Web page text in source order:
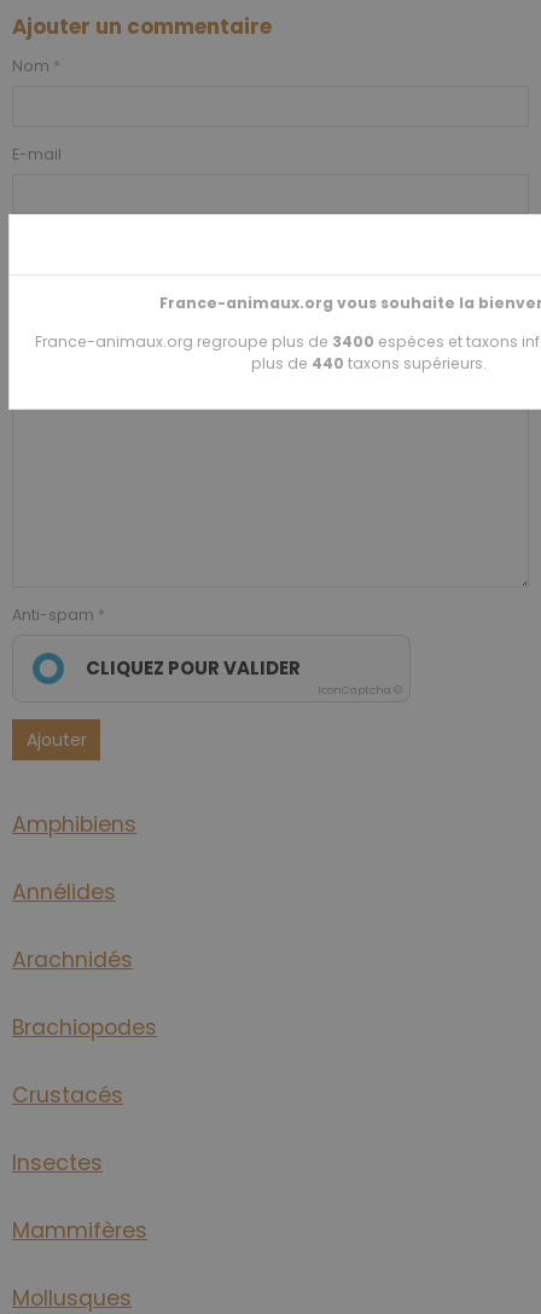
Ajouter un commentaire
Nom
E-mail
Anti-spam
CLIQUEZ POUR VALIDER
IconCaptcha ©
Ajouter
Amphibiens
Annélides
Arachnidés
Brachiopodes
Crustacés
Insectes
Mammifères
Mollusques
France-animaux.org vous souhaite la
France-animaux.org regroupe plus de 3400 espèces et taxons
plus de 440 taxons supérieurs.